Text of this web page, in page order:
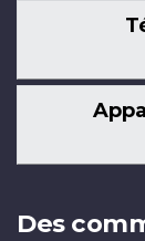
Des